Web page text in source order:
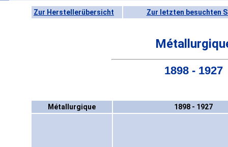
Zur Herstellerübersicht Zur letzten besuchten
1898 - 1927
Métallurgique 1898 - 1927